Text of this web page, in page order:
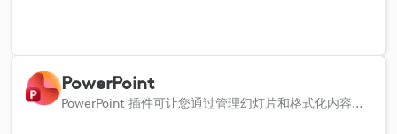
PowerPoint
PowerPoint 插件可让您通过管理幻灯片和格式化内容来简化演示文稿。